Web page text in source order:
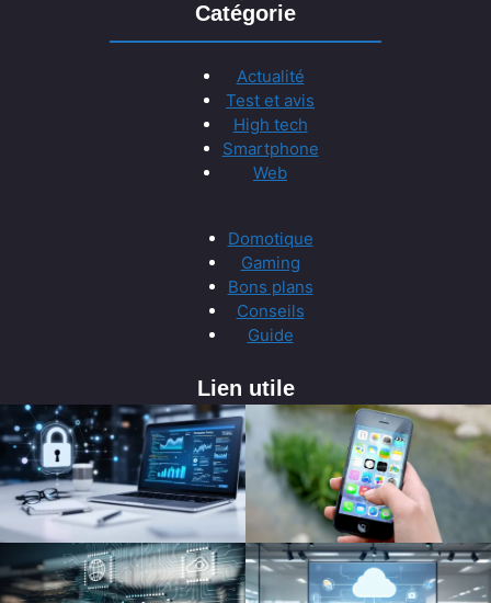
Catégorie
Actualité
Test et avis
High tech
Smartphone
Web
Domotique
Gaming
Bons plans
Conseils
Guide
Lien utile